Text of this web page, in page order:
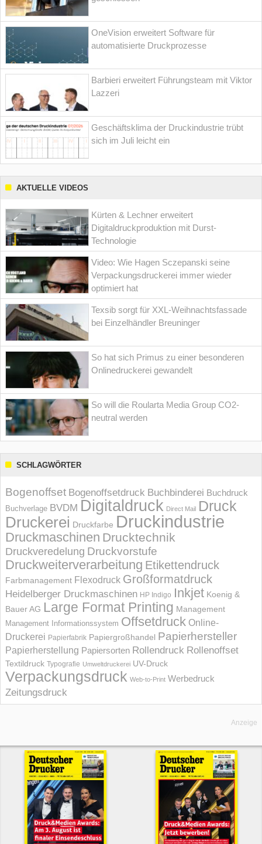
OneVision erweitert Software für
automatisierte Druckprozesse
Barbieri erweitert Führungsteam mit Viktor
Lazzeri
Geschäftsklima der Druckindustrie trübt
sich im Juli leicht ein
AKTUELLE VIDEOS
Kürten & Lechner erweitert
Digitaldruckproduktion mit Durst-
Technologie
Video: Wie Hagen Sczepanski seine
Verpackungsdruckerei immer wieder
optimiert hat
Texsib sorgt für XXL-Weihnachtsfassade
bei Einzelhändler Breuninger
So hat sich Primus zu einer besonderen
Onlinedruckerei gewandelt
So will die Roularta Media Group CO2-
neutral werden
SCHLAGWÖRTER
Bogenoffset Bogenoffsetdruck Buchbinderei Buchdruck
Buchverlage BVDM Digitaldruck Direct Mail Druck
Druckerei Druckfarbe Druckindustrie
Druckmaschinen Drucktechnik
Druckveredelung Druckvorstufe
Druckweiterverarbeitung Etikettendruck
Farbmanagement Flexodruck Großformatdruck
Heidelberger Druckmaschinen HP Indigo Inkjet Koenig &
Bauer AG Large Format Printing Management
Management Informations­system Offsetdruck Online-
Druckerei Papierfabrik Papiergroßhandel Papierhersteller
Papierherstellung Papiersorten Rollendruck Rollenoffset
Textildruck Typografie Umweltdruckerei UV-Druck
Verpackungsdruck Web-to-Print Werbedruck
Zeitungsdruck
Anzeige